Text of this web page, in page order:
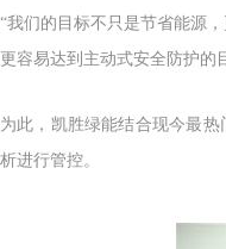
“我们的目标不只是节省能源
更容易达到主动式安全防护的
为此，凯胜绿能结合现今最
析进行管控。